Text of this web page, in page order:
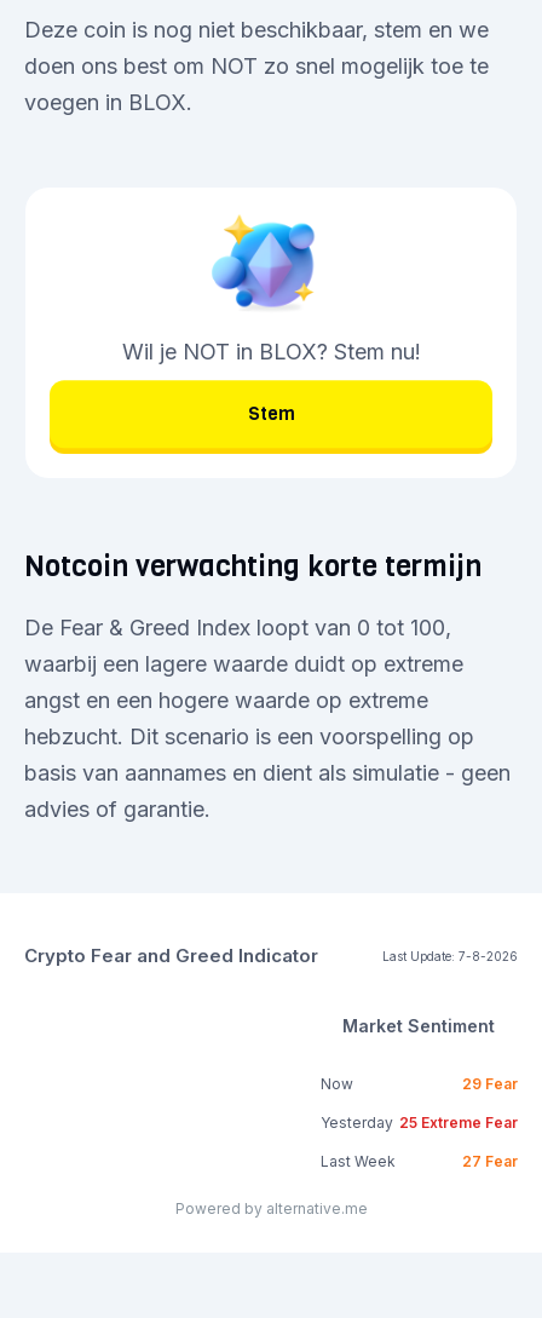
Deze coin is nog niet beschikbaar, stem en we
doen ons best om NOT zo snel mogelijk toe te
voegen in BLOX.
Wil je NOT in BLOX? Stem nu!
Stem
Notcoin verwachting korte termijn
De Fear & Greed Index loopt van 0 tot 100,
waarbij een lagere waarde duidt op extreme
angst en een hogere waarde op extreme
hebzucht. Dit scenario is een voorspelling op
basis van aannames en dient als simulatie - geen
advies of garantie.
Crypto Fear and Greed Indicator Last Update: 7-8-2026
Market Sentiment
Now 29 Fear
Yesterday 25 Extreme Fear
Last Week 27 Fear
Powered by alternative.me